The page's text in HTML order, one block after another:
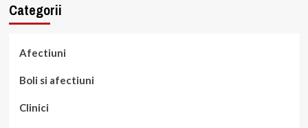
Categorii
Afectiuni
Boli si afectiuni
Clinici